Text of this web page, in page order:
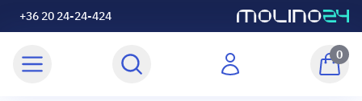
+36 20 24-24-424
0